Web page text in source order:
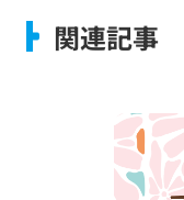
関連記事